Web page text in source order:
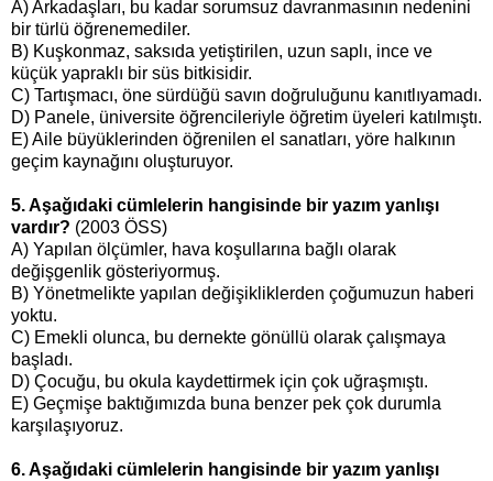
A) Arkadaşları, bu kadar sorumsuz davranmasının nedenini
bir türlü öğrenemediler.
B) Kuşkonmaz, saksıda yetiştirilen, uzun saplı, ince ve
küçük yapraklı bir süs bitkisidir.
C) Tartışmacı, öne sürdüğü savın doğruluğunu kanıtlıyamadı.
D) Panele, üniversite öğrencileriyle öğretim üyeleri katılmıştı.
E) Aile büyüklerinden öğrenilen el sanatları, yöre halkının
geçim kaynağını oluşturuyor.
5. Aşağıdaki cümlelerin hangisinde bir yazım yanlışı
vardır? (2003 ÖSS)
A) Yapılan ölçümler, hava koşullarına bağlı olarak
değişgenlik gösteriyormuş.
B) Yönetmelikte yapılan değişikliklerden çoğumuzun haberi
yoktu.
C) Emekli olunca, bu dernekte gönüllü olarak çalışmaya
başladı.
D) Çocuğu, bu okula kaydettirmek için çok uğraşmıştı.
E) Geçmişe baktığımızda buna benzer pek çok durumla
karşılaşıyoruz.
6. Aşağıdaki cümlelerin hangisinde bir yazım yanlışı